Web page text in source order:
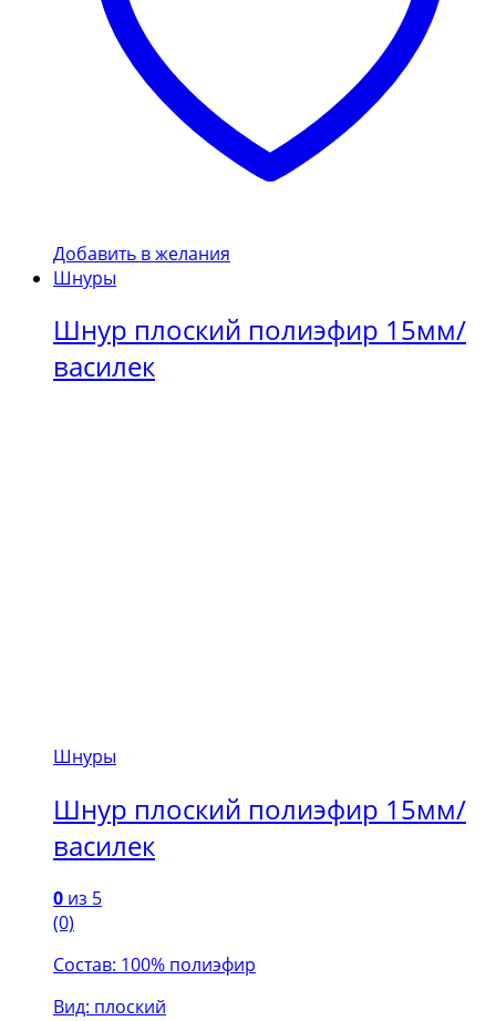
Добавить в желания
Шнуры
Шнур плоский полиэфир 15мм/
василек
Шнуры
Шнур плоский полиэфир 15мм/
василек
0 из 5
(0)
Состав: 100% полиэфир
Вид: плоский